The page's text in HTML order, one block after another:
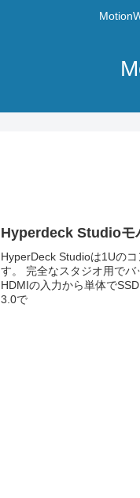
Hyperdeck Studioモ
HyperDeck Studioは1Uの
す。 完全なスタジオ用で
HDMIの入力から単体で
3.0で